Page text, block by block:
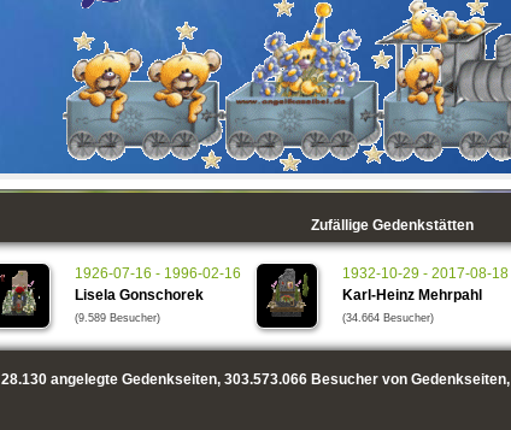
Zufällige Gedenkstätten
1926-07-16 - 1996-02-16
Lisela Gonschorek
(9.589 Besucher)
1932-10-29 - 2017-08-18
Karl-Heinz Mehrpahl
(34.664 Besucher)
28.130angelegte Gedenkseiten, 303.573.066Besucher von Gedenkseiten,